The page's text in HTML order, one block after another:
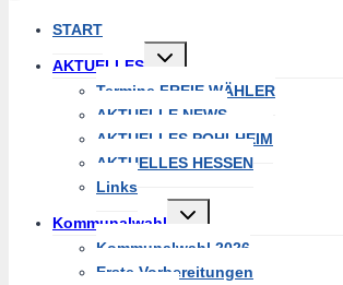
START
AKTUELLES
Untermenü
umschalten
Termine FREIE WÄHLER
AKTUELLE NEWS
AKTUELLES POHLHEIM
AKTUELLES HESSEN
Links
Kommunalwahl
Untermenü
umschalten
Kommunalwahl 2026
Erste Vorbereitungen